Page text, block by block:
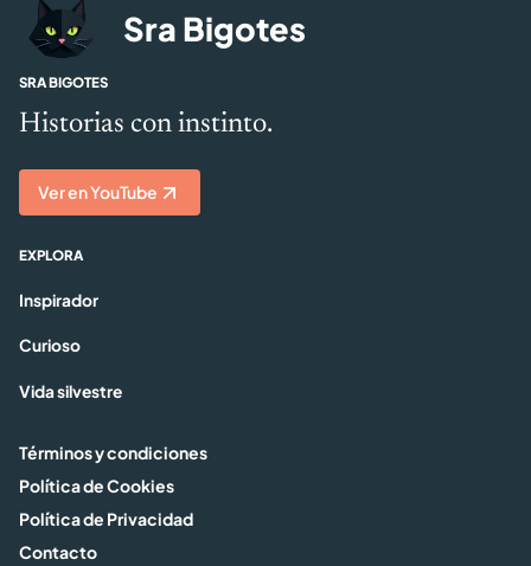
Sra Bigotes
SRA BIGOTES
Historias con instinto.
Ver en YouTube
EXPLORA
Inspirador
Curioso
Vida silvestre
Términos y condiciones
Política de Cookies
Política de Privacidad
Contacto